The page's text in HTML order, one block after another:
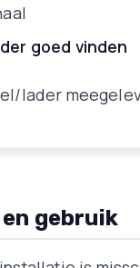
goed vinden
lader
gebruik